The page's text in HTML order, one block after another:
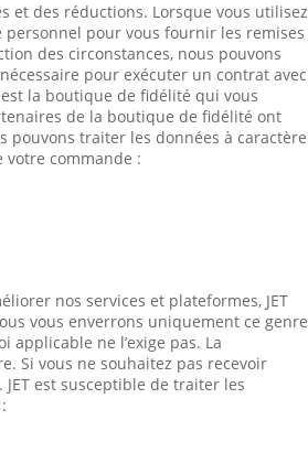
et des réductions. Lorsque vous utilisez
personnel pour vous fournir les remises
des circonstances, nous pouvons
pour exécuter un contrat avec
la boutique de fidélité qui vous
de la boutique de fidélité ont
pouvons traiter les données à caractère
commande :
nos services et plateformes, JET
vous enverrons uniquement ce genre
ne l’exige pas. La
Si vous ne souhaitez pas recevoir
est susceptible de traiter les